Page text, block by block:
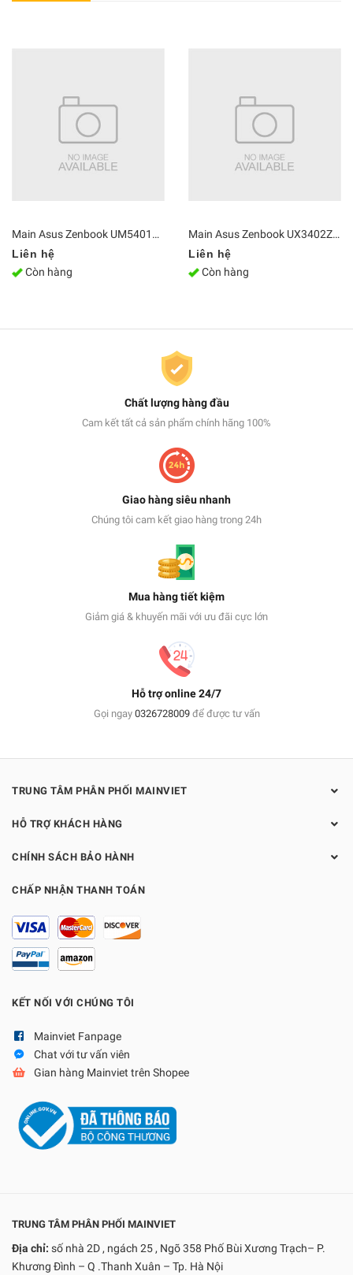
Main Asus Zenbook UM5401QA R5 5600H Ram 8GB
Liên hệ
Còn hàng
Main Asus Zenbook UX3402ZA-KM221W i7 1260P Ram 16GB
Liên hệ
Còn hàng
Chất lượng hàng đầu
Cam kết tất cả sản phẩm chính hãng 100%
Giao hàng siêu nhanh
Chúng tôi cam kết giao hàng trong 24h
Mua hàng tiết kiệm
Giảm giá & khuyến mãi với ưu đãi cực lớn
Hỗ trợ online 24/7
Gọi ngay 0326728009để được tư vấn
TRUNG TÂM PHÂN PHỐI MAINVIET
HỖ TRỢ KHÁCH HÀNG
CHÍNH SÁCH BẢO HÀNH
CHẤP NHẬN THANH TOÁN
KẾT NỐI VỚI CHÚNG TÔI
Mainviet Fanpage
Chat với tư vấn viên
Gian hàng Mainviet trên Shopee
TRUNG TÂM PHÂN PHỐI MAINVIET
Địa chỉ: số nhà 2D , ngách 25 , Ngõ 358 Phố Bùi Xương Trạch– P.
Khương Đình – Q .Thanh Xuân – Tp. Hà Nội